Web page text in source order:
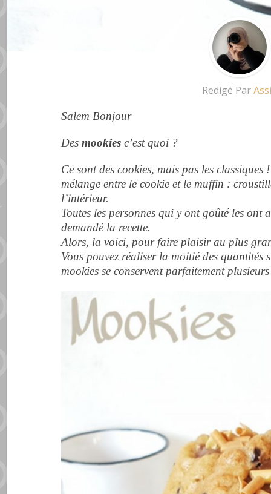
Redigé Par
Salem Bonjour
Desmookies c’est quoi ?
Ce sont des cookies, mais pas les
mélange entre le cookie et le muffin :
l’intérieur.
Toutes les personnes qui y ont goûté les ont
demandé la recette.
Alors, la voici, pour faire plaisir au plus
Vous pouvez réaliser la moitié des quantités
mookies se conservent parfaitement